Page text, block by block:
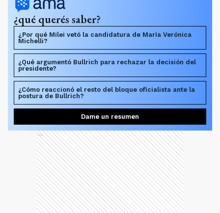
¿qué querés saber?
¿Por qué Milei vetó la candidatura de María Verónica
Michelli?
¿Qué argumentó Bullrich para rechazar la decisión del
presidente?
¿Cómo reaccionó el resto del bloque oficialista ante la
postura de Bullrich?
Dame un resumen
Ads